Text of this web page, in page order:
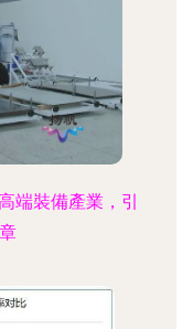
端裝備產業，引